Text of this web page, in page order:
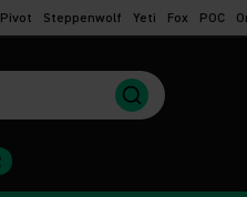
Pivot Steppenwolf Yeti Fox POC